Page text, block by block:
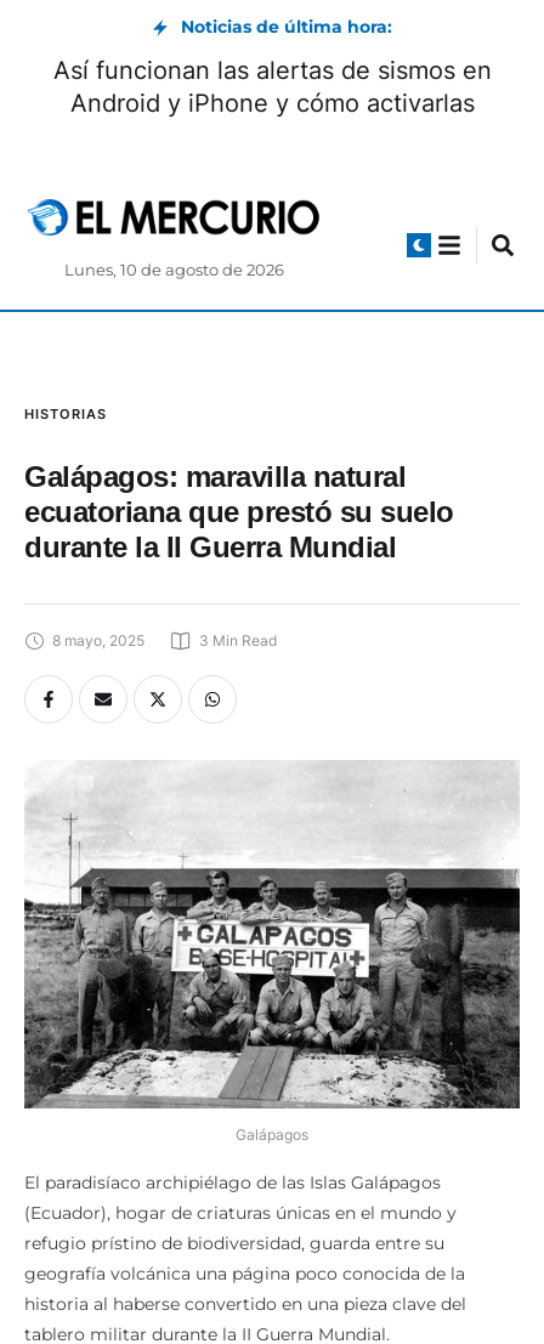
Noticias de última hora:
Así funcionan las alertas de sismos en
Android y iPhone y cómo activarlas
Lunes, 10 de agosto de 2026
HISTORIAS
Galápagos: maravilla natural
ecuatoriana que prestó su suelo
durante la II Guerra Mundial
8 mayo, 2025 3 Min Read
Galápagos
El paradisíaco archipiélago de las Islas Galápagos
(Ecuador), hogar de criaturas únicas en el mundo y
refugio prístino de biodiversidad, guarda entre su
geografía volcánica una página poco conocida de la
historia al haberse convertido en una pieza clave del
tablero militar durante la II Guerra Mundial.